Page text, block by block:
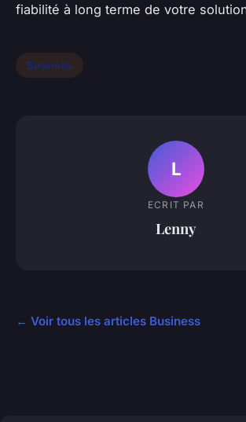
fiabilité à long terme de votre
Business
L
ECRIT PAR
Lenny
← Voir tous les articles Business